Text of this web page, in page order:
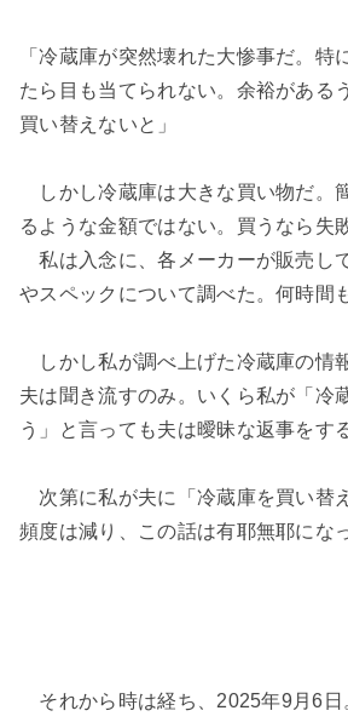
「冷蔵庫が突然壊れた大惨事だ。特
たら目も当てられない。余裕がある
買い替えないと」
しかし冷蔵庫は大きな買い物だ。
るような金額ではない。買うなら失
私は入念に、各メーカーが販売し
やスペックについて調べた。何時間
しかし私が調べ上げた冷蔵庫の情
夫は聞き流すのみ。いくら私が「冷
う」と言っても夫は曖昧な返事をす
次第に私が夫に「冷蔵庫を買い替
頻度は減り、この話は有耶無耶にな
それから時は経ち、2025年9月6日